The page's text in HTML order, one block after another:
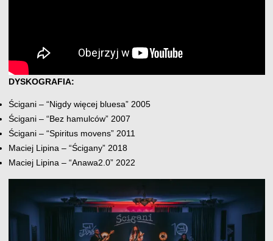
DYSKOGRAFIA:
Ścigani – “Nigdy więcej bluesa” 2005
Ścigani – “Bez hamulców” 2007
Ścigani – “Spiritus movens” 2011
Maciej Lipina – “Ścigany” 2018
Maciej Lipina – “Anawa2.0” 2022